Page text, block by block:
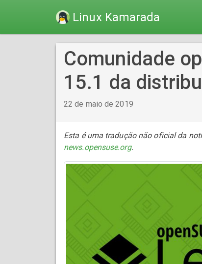
Linux Kamarada
Comunidade
15.1 da
22 de maio de 2019
Esta é uma tradução não oficial da
news.opensuse.org.